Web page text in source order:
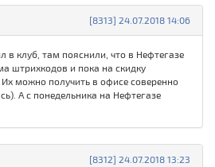
[8313] 24.07.2018 14:06
в клуб, там пояснили, что в Нефтегазе
штрихкодов и пока на скидку
можно получить в офисе соверенно
А с понедельника на Нефтегазе
[8312] 24.07.2018 13:23